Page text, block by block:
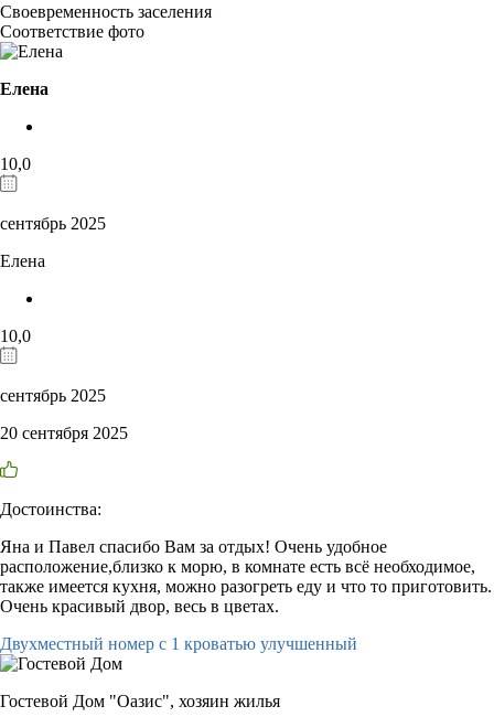
Своевременность заселения
Соответствие фото
Елена
10,0
сентябрь 2025
Елена
10,0
сентябрь 2025
20 сентября 2025
Достоинства:
Яна и Павел спасибо Вам за отдых! Очень удобное
расположение,близко к морю, в комнате есть всё необходимое,
также имеется кухня, можно разогреть еду и что то приготовить.
Очень красивый двор, весь в цветах.
Двухместный номер с 1 кроватью улучшенный
Гостевой Дом "Оазис", хозяин жилья